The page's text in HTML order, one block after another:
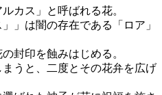
カス」と呼ばれる花。
」は闇の存在である「ロア」
封印を蝕みはじめる。
まうと、二度とその花弁を広げ